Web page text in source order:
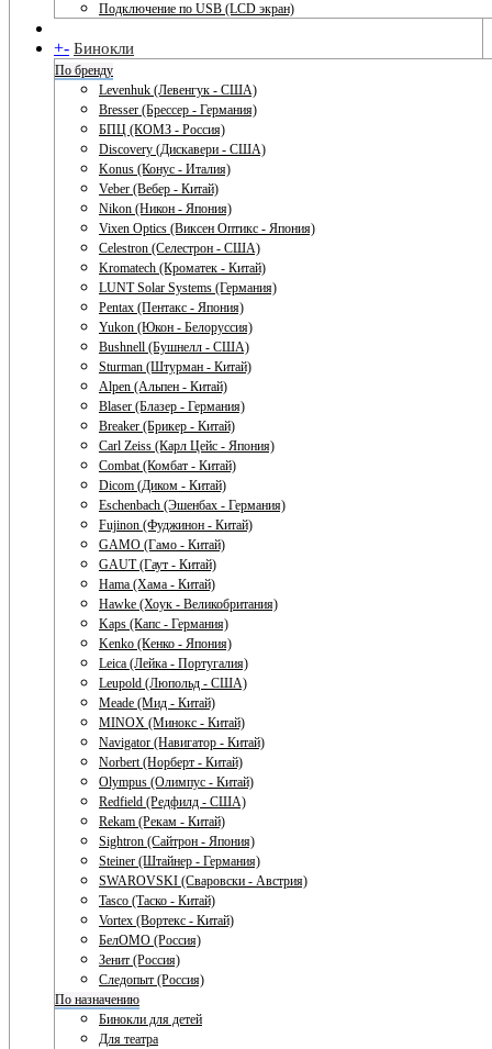
Подключение по USB (LCD экран)
+- Бинокли
По бренду
Levenhuk (Левенгук - США)
Bresser (Брессер - Германия)
БПЦ (КОМЗ - Россия)
Discovery (Дискавери - США)
Konus (Конус - Италия)
Veber (Вебер - Китай)
Nikon (Никон - Япония)
Vixen Optics (Виксен Оптикс - Япония)
Celestron (Селестрон - США)
Kromatech (Кроматек - Китай)
LUNT Solar Systems (Германия)
Pentax (Пентакс - Япония)
Yukon (Юкон - Белоруссия)
Bushnell (Бушнелл - США)
Sturman (Штурман - Китай)
Alpen (Альпен - Китай)
Blaser (Блазер - Германия)
Breaker (Брикер - Китай)
Carl Zeiss (Карл Цейс - Япония)
Combat (Комбат - Китай)
Dicom (Диком - Китай)
Eschenbach (Эшенбах - Германия)
Fujinon (Фуджинон - Китай)
GAMO (Гамо - Китай)
GAUT (Гаут - Китай)
Hama (Хама - Китай)
Hawke (Хоук - Великобритания)
Kaps (Капс - Германия)
Kenko (Кенко - Япония)
Leica (Лейка - Португалия)
Leupold (Люпольд - США)
Meade (Мид - Китай)
MINOX (Минокс - Китай)
Navigator (Навигатор - Китай)
Norbert (Норберт - Китай)
Olympus (Олимпус - Китай)
Redfield (Редфилд - США)
Rekam (Рекам - Китай)
Sightron (Сайтрон - Япония)
Steiner (Штайнер - Германия)
SWAROVSKI (Сваровски - Австрия)
Tasco (Таско - Китай)
Vortex (Вортекс - Китай)
БелОМО (Россия)
Зенит (Россия)
Следопыт (Россия)
По назначению
Бинокли для детей
Для театра